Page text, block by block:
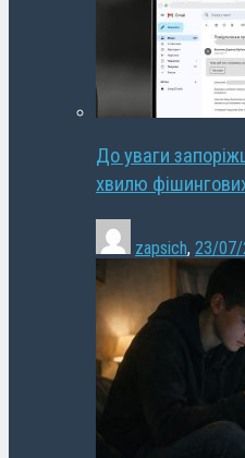
До уваги
хвилю
zapsich, 23/07/